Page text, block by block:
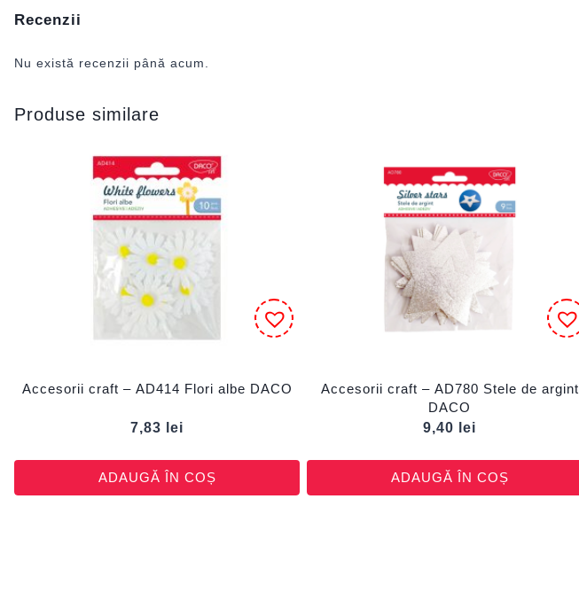
Recenzii
Nu există recenzii până acum.
Produse similare
Accesorii craft – AD414 Flori albe DACO
7,83 lei
ADAUGĂ ÎN COȘ
Accesorii craft – AD780 Stele de argint
DACO
9,40
lei
ADAUGĂ ÎN COȘ